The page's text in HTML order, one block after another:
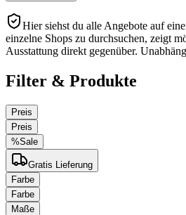
Hier siehst du alle Angebote auf
einzelne Shops zu durchsuchen, zeigt
Ausstattung direkt gegenüber.
Filter & Produkte
Preis
Preis
%Sale
Gratis Lieferung
Farbe
Farbe
Maße